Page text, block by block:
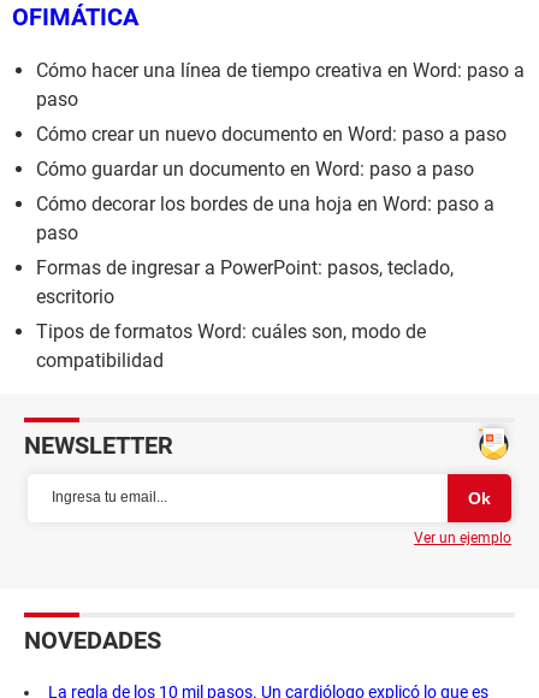
OFIMÁTICA
Cómo hacer una línea de tiempo creativa en Word: paso a
paso
Cómo crear un nuevo documento en Word: paso a paso
Cómo guardar un documento en Word: paso a paso
Cómo decorar los bordes de una hoja en Word: paso a
paso
Formas de ingresar a PowerPoint: pasos, teclado,
escritorio
Tipos de formatos Word: cuáles son, modo de
compatibilidad
NEWSLETTER
Ver un ejemplo
NOVEDADES
La regla de los 10 mil pasos. Un cardiólogo explicó lo que es